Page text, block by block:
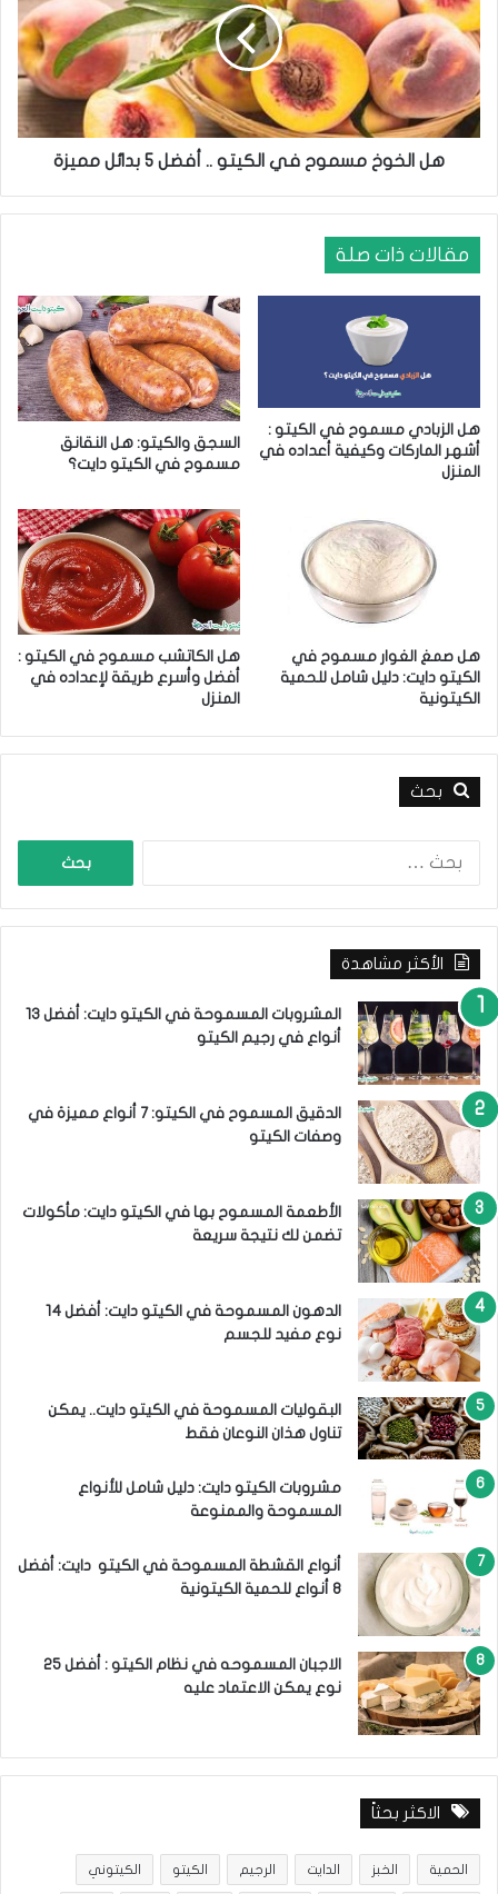
ي
ا
ل
ك
ي
ت
ل
خ
و
خ
م
س
ي
ا
ل
.
.
أ
ئ
ل
م
ي
هل الخوخ مسموح في الكيتو .. أفضل 5 بدائل مميزة
مقالات ذات صلة
هل الزبادي مسموح في الكيتو :
أشهر الماركات وكيفية أعداده في
المنزل
السجق والكيتو: هل النقانق
مسموح في الكيتو دايت؟
هل صمغ الغوار مسموح في
الكيتو دايت: دليل شامل للحمية
الكيتونية
هل الكاتشب مسموح في الكيتو :
أفضل وأسرع طريقة لإعداده في
المنزل
بحث
ح
:
الأكثر مشاهدة
المشروبات المسموحة في الكيتو دايت: أفضل 13
أنواع في رجيم الكيتو
الدقيق المسموح في الكيتو: 7 أنواع مميزة في
وصفات الكيتو
الأطعمة المسموح بها في الكيتو دايت: مأكولات
تضمن لك نتيجة سريعة
الدهون المسموحة في الكيتو دايت: أفضل 14
نوع مفيد للجسم
البقوليات المسموحة في الكيتو دايت.. يمكن
تناول هذان النوعان فقط
مشروبات الكيتو دايت: دليل شامل للأنواع
المسموحة والممنوعة
أنواع القشطة المسموحة في الكيتو دايت: أفضل
8 أنواع للحمية الكيتونية
الاجبان المسموحه في نظام الكيتو : أفضل 25
نوع يمكن الاعتماد عليه
الاكثر بحثاً
الحمية الخبز الدايت الرجيم الكيتو الكيتوني